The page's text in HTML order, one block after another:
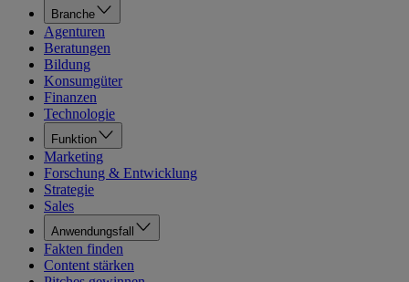
Branche
Agenturen
Beratungen
Bildung
Konsumgüter
Finanzen
Technologie
Funktion
Marketing
Forschung & Entwicklung
Strategie
Sales
Anwendungsfall
Fakten finden
Content stärken